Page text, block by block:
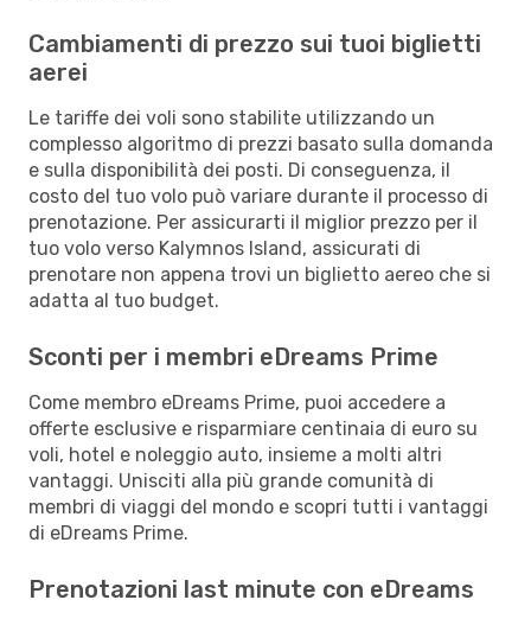
Cambiamenti di prezzo sui tuoi biglietti
aerei
Le tariffe dei voli sono stabilite utilizzando un
complesso algoritmo di prezzi basato sulla domanda
e sulla disponibilità dei posti. Di conseguenza, il
costo del tuo volo può variare durante il processo di
prenotazione. Per assicurarti il miglior prezzo per il
tuo volo verso Kalymnos Island, assicurati di
prenotare non appena trovi un biglietto aereo che si
adatta al tuo budget.
Sconti per i membri eDreams Prime
Come membro eDreams Prime, puoi accedere a
offerte esclusive e risparmiare centinaia di euro su
voli, hotel e noleggio auto, insieme a molti altri
vantaggi. Unisciti alla più grande comunità di
membri di viaggi del mondo e scopri tutti i vantaggi
di eDreams Prime.
Prenotazioni last minute con eDreams